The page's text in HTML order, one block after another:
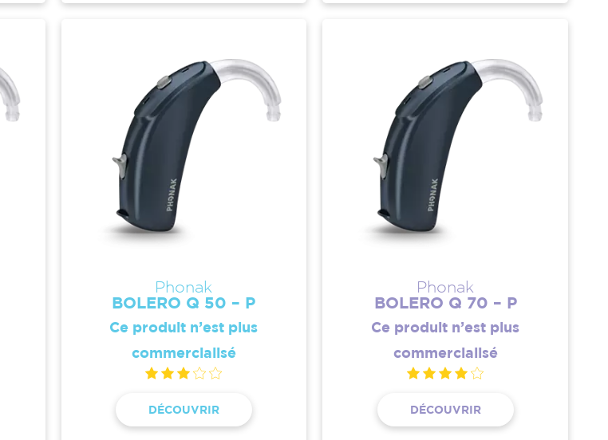
Phonak
BOLERO Q 50 – P
Ce produit n’est plus
commercialisé
DÉCOUVRIR
Phonak
BOLERO Q 70 – P
Ce produit n’est plus
commercialisé
DÉCOUVRIR